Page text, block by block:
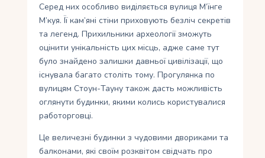
Серед них особливо виділяється вулиця М’їнге
М’куя. Її кам’яні стіни приховують безліч секретів
та легенд. Прихильники археології зможуть
оцінити унікальність цих місць, адже саме тут
було знайдено залишки давньої цивілізації, що
існувала багато століть тому. Прогулянка по
вулицям Стоун-Тауну також дасть можливість
оглянути будинки, якими колись користувалися
работорговці.
Це величезні будинки з чудовими двориками та
балконами, які своїм розквітом свідчать про